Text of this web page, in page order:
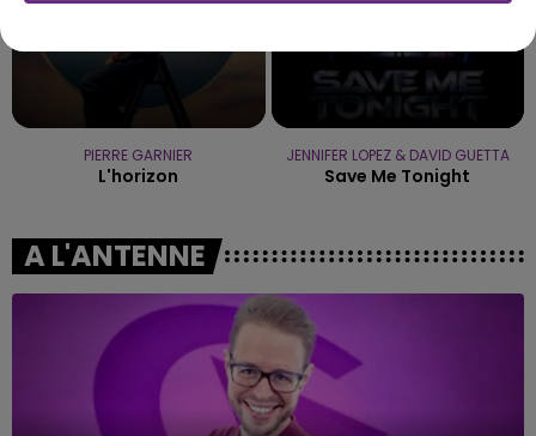
PIERRE GARNIER
L'horizon
JENNIFER LOPEZ & DAVID GUETTA
Save Me Tonight
A L'ANTENNE